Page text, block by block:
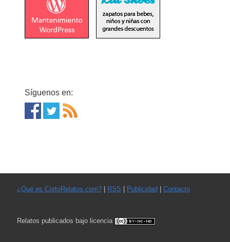
Síguenos en:
¿Qué es CortoRelatos.com?| RSS Publicidad Contacto
Relatos publicados bajo licencia